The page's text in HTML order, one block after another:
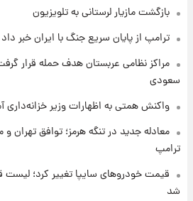
بازگشت مازیار لرستانی به تلویزیون
ترامپ از پایان سریع جنگ با ایران خبر داد
مراکز نظامی عربستان هدف حمله قرار
سعودی
واکنش همتی به اظهارات وزیر خزانه‌داری
معادله جدید در تنگه هرمز؛ توافق تهران
ترامپ
شد